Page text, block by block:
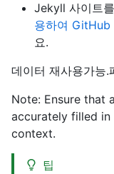
Jekyll 사이트
용하여 GitHub
요.
데이터 재사용가능.
Note: Ensure that
accurately filled in
context.
팁